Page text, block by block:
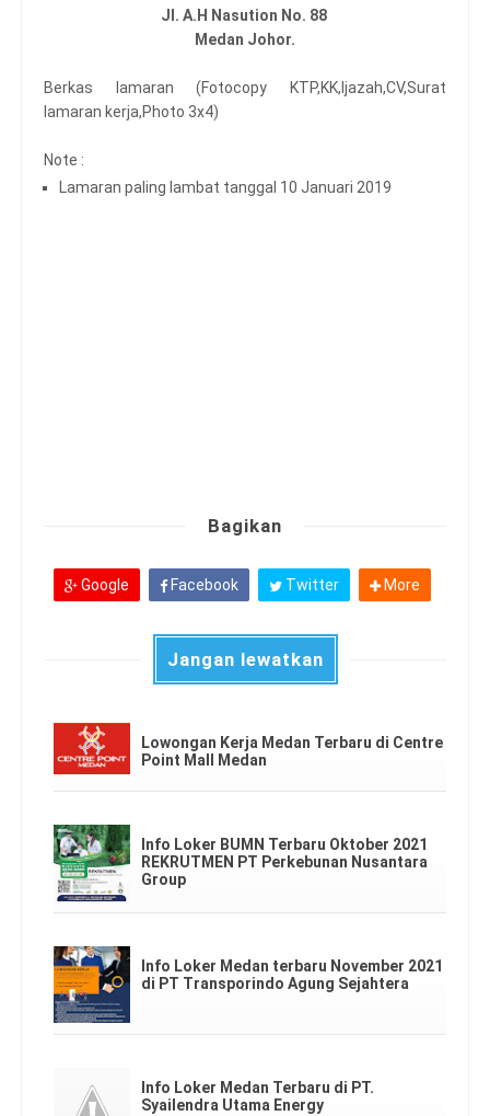
Jl. A.H Nasution No. 88
Medan Johor.
Berkas lamaran (Fotocopy KTP,KK,Ijazah,CV,Surat
lamaran kerja,Photo 3x4)
Note :
Lamaran paling lambat tanggal 10 Januari 2019
Bagikan
Google Facebook Twitter More
Jangan lewatkan
Lowongan Kerja Medan Terbaru di Centre
Point Mall Medan
Info Loker BUMN Terbaru Oktober 2021
REKRUTMEN PT Perkebunan Nusantara
Group
Info Loker Medan terbaru November 2021
di PT Transporindo Agung Sejahtera
Info Loker Medan Terbaru di PT.
Syailendra Utama Energy